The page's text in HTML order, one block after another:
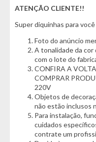
- Marca: Duos
- Incluso bateria de lítio
Cor:
- Preta
Características do
- Suporte para celular com
- Áudio Bluetooth
- Painel Digital
- Acionamento por NFC
- Faróis em LED
- Freios dianteiros e
ATENÇÃO CLIENTE!!
Super diquinhas para
Foto do anúncio
A tonalidade da
com o lote do
CONFIRA A
COMPRAR
220V
Objetos de
não estão inclusos
Para instalação,
cuidados
contrate um